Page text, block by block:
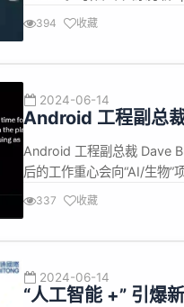
【
394 收藏
2024-06-14
Android 工程副总
Android 工程副总裁 Dave
后的工作重心会向“AI/生物
担任 Android 系统开发顾
337 收藏
2024-06-14
“人工智能 +” 引爆